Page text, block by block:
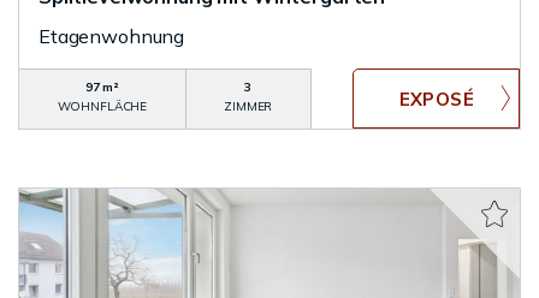
Etagenwohnung
97 m²
WOHNFLÄCHE
3
ZIMMER